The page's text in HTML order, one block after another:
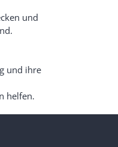
und
und ihre
helfen.